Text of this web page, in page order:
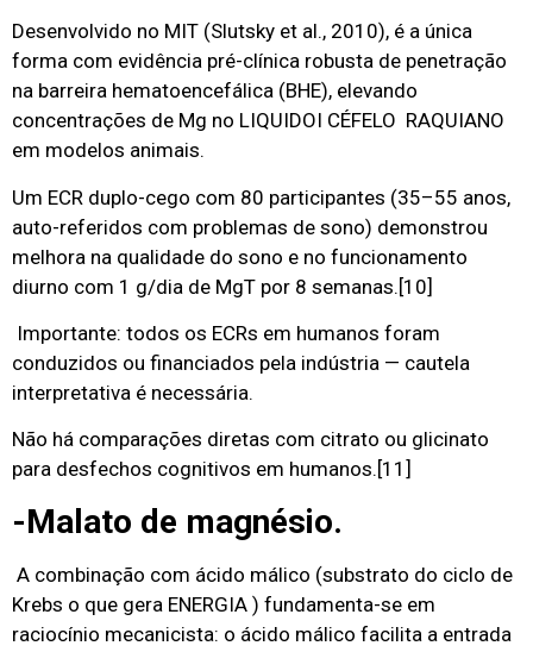
Desenvolvido no MIT (Slutsky et al., 2010), é a única
forma com evidência pré-clínica robusta de penetração
na barreira hematoencefálica (BHE), elevando
concentrações de Mg no LIQUIDOI CÉFELO RAQUIANO
em modelos animais.
Um ECR duplo-cego com 80 participantes (35–55 anos,
auto-referidos com problemas de sono) demonstrou
melhora na qualidade do sono e no funcionamento
diurno com 1 g/dia de MgT por 8 semanas. [10]
Importante: todos os ECRs em humanos foram
conduzidos ou financiados pela indústria — cautela
interpretativa é necessária.
Não há comparações diretas com citrato ou glicinato
para desfechos cognitivos em humanos.[11]
-Malato de magnésio.
A combinação com ácido málico (substrato do ciclo de
Krebs o que gera ENERGIA ) fundamenta-se em
raciocínio mecanicista: o ácido málico facilita a entrada